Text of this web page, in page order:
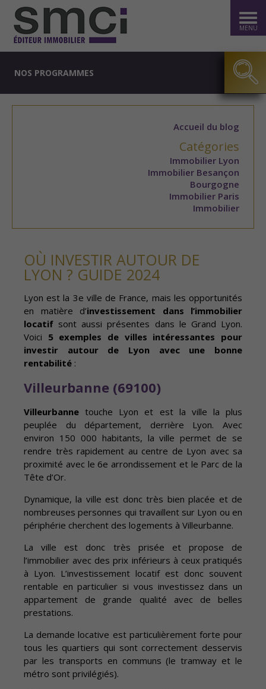
MENU
NOS PROGRAMMES
Accueil du blog
Catégories
Immobilier Lyon
Immobilier Besançon
Bourgogne
Immobilier Paris
Immobilier
OÙ INVESTIR AUTOUR DE
LYON ? GUIDE 2024
Lyon est la 3e ville de France, mais les opportunités
en matière d’investissement dans l’immobilier
locatif sont aussi présentes dans le Grand Lyon.
Voici 5 exemples de villes intéressantes pour
investir autour de Lyon avec une bonne
rentabilité :
Villeurbanne (69100)
Villeurbannetouche Lyon et est la ville la plus
peuplée du département, derrière Lyon. Avec
environ 150 000 habitants, la ville permet de se
rendre très rapidement au centre de Lyon avec sa
proximité avec le 6e arrondissement et le Parc de la
Tête d’Or.
Dynamique, la ville est donc très bien placée et de
nombreuses personnes qui travaillent sur Lyon ou en
périphérie cherchent des logements à Villeurbanne.
La ville est donc très prisée et propose de
l’immobilier avec des prix inférieurs à ceux pratiqués
à Lyon. L’investissement locatif est donc souvent
rentable en particulier si vous investissez dans un
appartement de grande qualité avec de belles
prestations.
La demande locative est particulièrement forte pour
tous les quartiers qui sont correctement desservis
par les transports en communs (le tramway et le
métro sont privilégiés).